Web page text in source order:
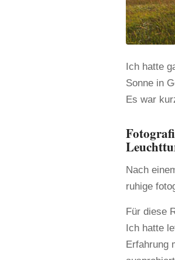
Ich hatte
Sonne in
Es war
Nach
ruhige
Für diese
Ich hatte
Erfahrung